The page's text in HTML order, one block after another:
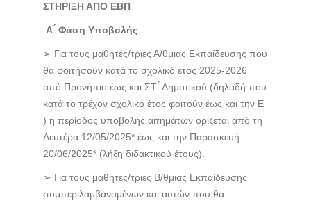
ΣΤΗΡΙΞΗ ΑΠΟ ΕΒΠ
Α ́ Φάση Υποβολής
➢ Για τους μαθητές/τριες Α/θμιας Εκπαίδευσης που
θα φοιτήσουν κατά το σχολικό έτος 2025-2026
από Προνήπιο έως και ΣΤ ́ Δημοτικού (δηλαδή που
κατά το τρέχον σχολικό έτος φοιτούν έως και την Ε
́) η περίοδος υποβολής αιτημάτων ορίζεται από τη
Δευτέρα 12/05/2025* έως και την Παρασκευή
20/06/2025* (λήξη διδακτικού έτους).
➢ Για τους μαθητές/τριες Β/θμιας Εκπαίδευσης
συμπεριλαμβανομένων και αυτών που θα